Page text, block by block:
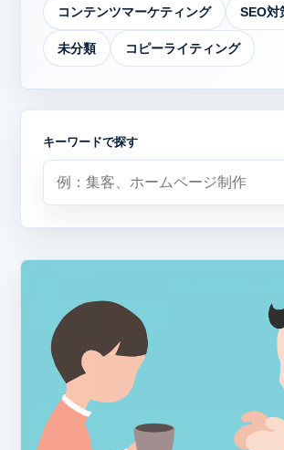
コンテンツマーケティング SEO対
未分類 コピーライティング
キーワードで探す